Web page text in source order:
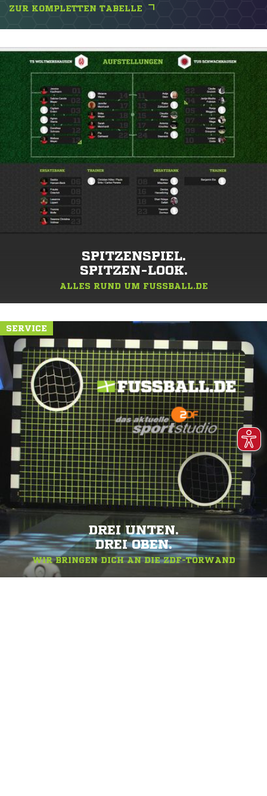
ZUR KOMPLETTEN TABELLE
SPITZENSPIEL.
SPITZEN-LOOK.
ALLES RUND UM FUSSBALL.DE
SERVICE
DREI UNTEN.
DREI OBEN.
WIR BRINGEN DICH AN DIE ZDF-TORWAND